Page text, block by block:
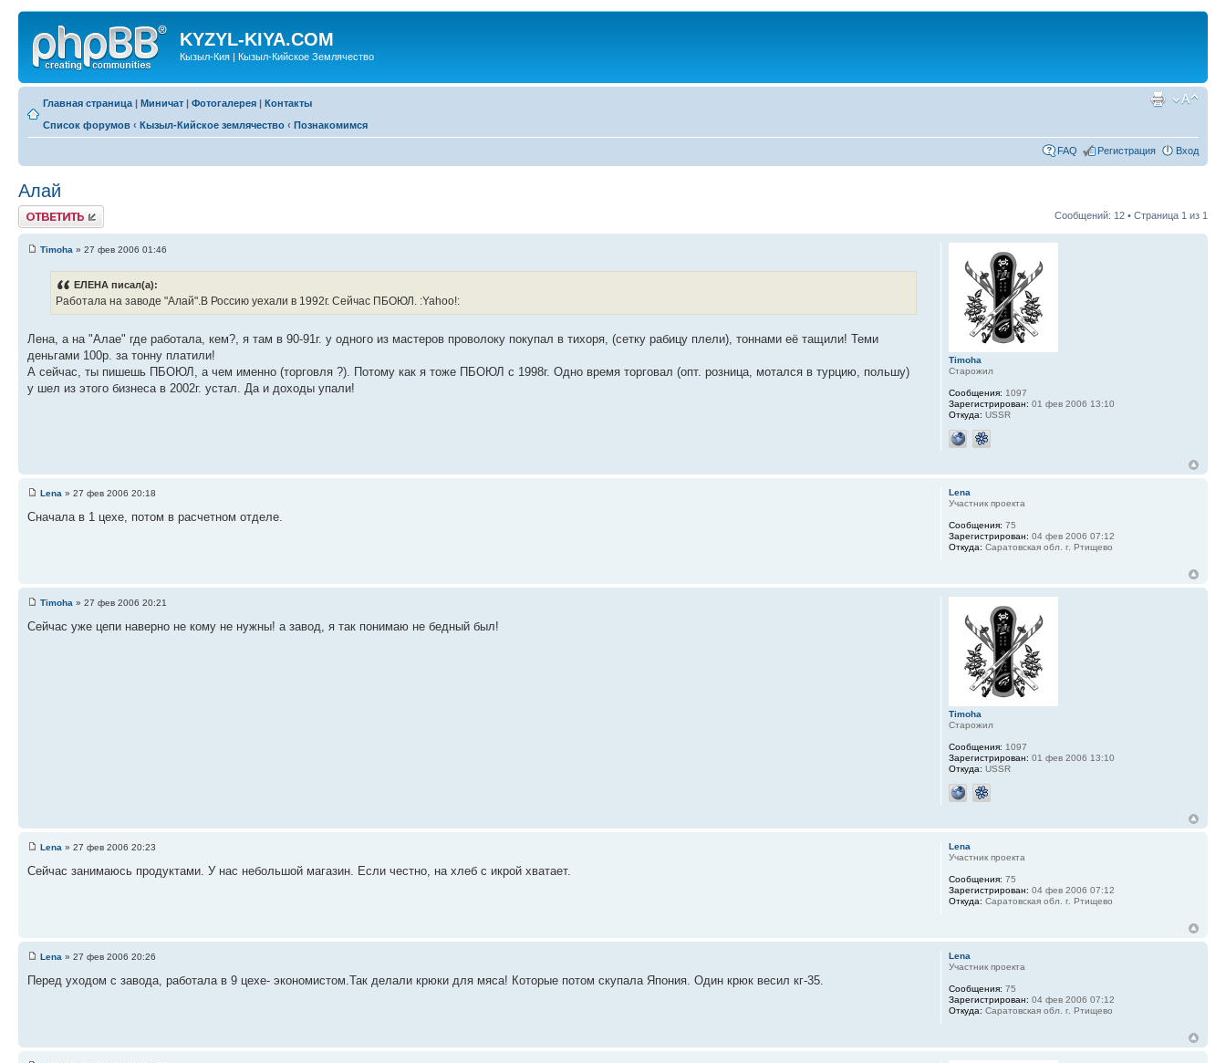
KYZYL-KIYA.COM
Кызыл-Кия | Кызыл-Кийское Землячество
Главная страница | Миничат | Фотогалерея | Контакты
Список форумов ‹ Кызыл-Кийское землячество ‹ Познакомимся
FAQ Регистрация Вход
Алай
Ответить Сообщений: 12 • Страница 1 из 1
Timoha » 27 фев 2006 01:46
ЕЛЕНА писал(а):
Работала на заводе "Алай".В Россию уехали в 1992г. Сейчас ПБОЮЛ. :Yahoo!:
Лена, а на "Алае" где работала, кем?, я там в 90-91г. у одного из мастеров проволоку покупал в тихоря, (сетку рабицу плели), тоннами её тащили! Теми
деньгами 100р. за тонну платили!
А сейчас, ты пишешь ПБОЮЛ, а чем именно (торговля ?). Потому как я тоже ПБОЮЛ с 1998г. Одно время торговал (опт. розница, мотался в турцию, польшу)
у шел из этого бизнеса в 2002г. устал. Да и доходы упали!
Timoha
Старожил
Сообщения: 1097
Зарегистрирован: 01 фев 2006 13:10
Откуда: USSR
Lena » 27 фев 2006 20:18
Cначала в 1 цехе, потом в расчетном отделе.
Lena
Участник проекта
Сообщения: 75
Зарегистрирован: 04 фев 2006 07:12
Откуда: Саратовская обл. г. Ртищево
Timoha » 27 фев 2006 20:21
Сейчас уже цепи наверно не кому не нужны! а завод, я так понимаю не бедный был!
Timoha
Старожил
Сообщения: 1097
Зарегистрирован: 01 фев 2006 13:10
Откуда: USSR
Lena » 27 фев 2006 20:23
Сейчас занимаюсь продуктами. У нас небольшой магазин. Если честно, на хлеб с икрой хватает.
Lena
Участник проекта
Сообщения: 75
Зарегистрирован: 04 фев 2006 07:12
Откуда: Саратовская обл. г. Ртищево
Lena » 27 фев 2006 20:26
Перед уходом с завода, работала в 9 цехе- экономистом.Так делали крюки для мяса! Которые потом скупала Япония. Один крюк весил кг-35.
Lena
Участник проекта
Сообщения: 75
Зарегистрирован: 04 фев 2006 07:12
Откуда: Саратовская обл. г. Ртищево